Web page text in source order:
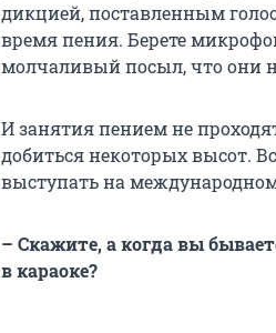
дикцией, поставленным
время пения. Берете
молчаливый посыл, что они
И занятия пением не
добиться некоторых высот.
выступать на
– Скажите, а когда вы
в караоке?